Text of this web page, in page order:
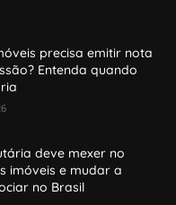
precisa emitir nota
Entenda quando
deve mexer no
imóveis e mudar a
no Brasil